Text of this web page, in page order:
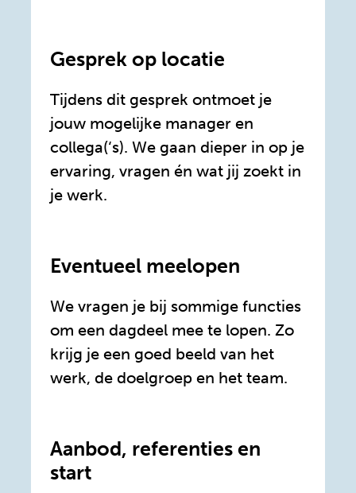
Gesprek op locatie
Tijdens dit gesprek ontmoet je
jouw mogelijke manager en
collega(‘s). We gaan dieper in op je
ervaring, vragen én wat jij zoekt in
je werk.
Eventueel meelopen
We vragen je bij sommige functies
om een dagdeel mee te lopen. Zo
krijg je een goed beeld van het
werk, de doelgroep en het team.
Aanbod, referenties en
start